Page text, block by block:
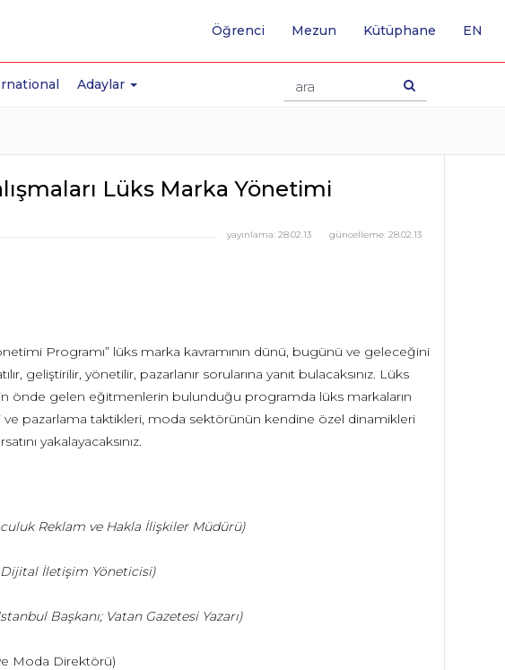
Adaylar
Öğrenci Mezun Kütüphane EN
Lüks Marka Yönetimi
güncelleme: 28.02.13
yayınlama: 28.02.13
Programı” lüks marka kavramının dünü, bugünü ve geleceğini
geliştirilir, yönetilir, pazarlanır sorularına yanıt bulacaksınız. Lüks
önde gelen eğitmenlerin bulunduğu programda lüks markaların
ve pazarlama taktikleri, moda sektörünün kendine özel dinamikleri
yakalayacaksınız.
Reklam ve Hakla İlişkiler Müdürü)
İletişim Yöneticisi)
Başkanı; Vatan Gazetesi Yazarı)
Moda Direktörü)